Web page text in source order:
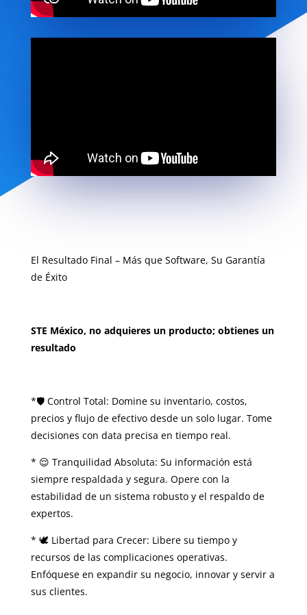
El Resultado Final – Más que Software, Su Garantía
de Éxito
STE México, no adquieres un producto; obtienes un
resultado
*🛡️ Control Total: Domine su inventario, costos,
precios y flujo de efectivo desde un solo lugar. Tome
decisiones con data precisa en tiempo real.
* 😌 Tranquilidad Absoluta: Su información está
siempre respaldada y segura. Opere con la
estabilidad de un sistema robusto y el respaldo de
expertos.
* 🕊️ Libertad para Crecer: Libere su tiempo y
recursos de las complicaciones operativas.
Enfóquese en expandir su negocio, innovar y servir a
sus clientes.